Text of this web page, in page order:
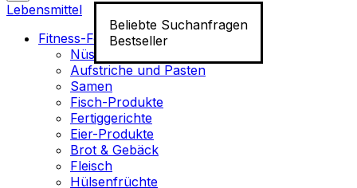
Beliebte Suchanfragen
Bestseller
Lebensmittel
Fitness-Food
Nüsse
Aufstriche und Pasten
Samen
Fisch-Produkte
Fertiggerichte
Eier-Produkte
Brot & Gebäck
Fleisch
Hülsenfrüchte